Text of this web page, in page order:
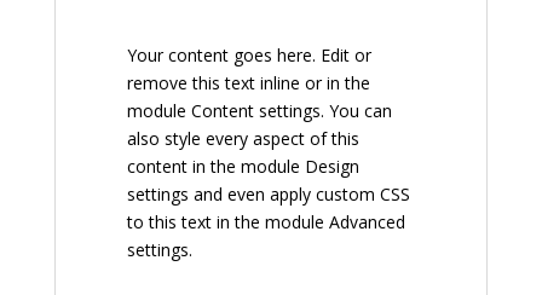
Your content goes here. Edit or
remove this text inline or in the
module Content settings. You can
also style every aspect of this
content in the module Design
settings and even apply custom CSS
to this text in the module Advanced
settings.